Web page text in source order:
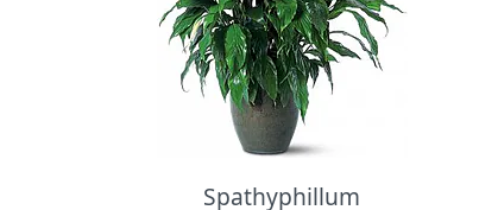
Spathyphillum